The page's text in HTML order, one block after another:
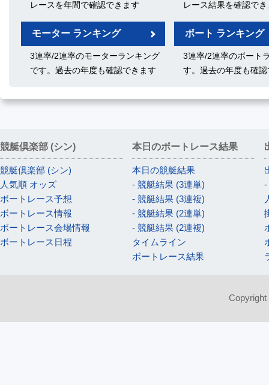
レースを年間で確認できます
レース結果を確認で
モーター ランキング
3連率/2連率のモーターランキング
です。過去の年度も確認できます
ボート ランキング
3連率/2連率のボート
す。過去の年度も確
競艇倶楽部 (シン)
競艇倶楽部 (シン)
人気順 オッズ
ボートレース予想
ボートレース情報
ボートレース会場情報
ボートレース日程
本日のボートレース結果
本日の競艇結果
- 競艇結果 (3連単)
- 競艇結果 (3連複)
- 競艇結果 (2連単)
- 競艇結果 (2連複)
タイムライン
ボートレース結果
-